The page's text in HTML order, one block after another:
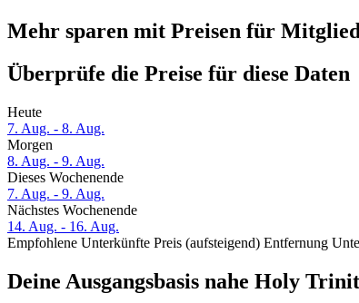
Mehr sparen mit Preisen für
Überprüfe die Preise für diese Daten
Heute
7. Aug. - 8. Aug.
Morgen
8. Aug. - 9. Aug.
Dieses Wochenende
7. Aug. - 9. Aug.
Nächstes Wochenende
14. Aug. - 16. Aug.
Empfohlene Unterkünfte Preis (aufsteigend) Entfernung
Deine Ausgangsbasis nahe Holy